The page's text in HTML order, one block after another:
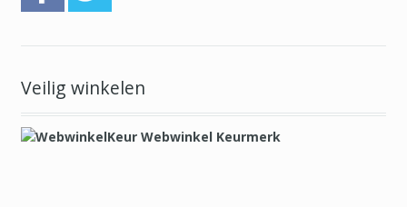
Veilig winkelen